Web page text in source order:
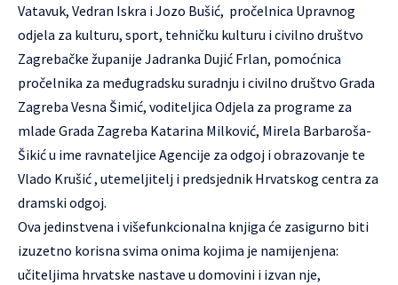
Vatavuk, Vedran Iskra i Jozo Bušić, pročelnica Upravnog
odjela za kulturu, sport, tehničku kulturu i civilno društvo
Zagrebačke županije Jadranka Dujić Frlan, pomoćnica
pročelnika za međugradsku suradnju i civilno društvo Grada
Zagreba Vesna Šimić, voditeljica Odjela za programe za
mlade Grada Zagreba Katarina Milković, Mirela Barbaroša-
Šikić u ime ravnateljice Agencije za odgoj i obrazovanje te
Vlado Krušić , utemeljitelj i predsjednik Hrvatskog centra za
dramski odgoj.
Ova jedinstvena i višefunkcionalna knjiga će zasigurno biti
izuzetno korisna svima onima kojima je namijenjena:
učiteljima hrvatske nastave u domovini i izvan nje,